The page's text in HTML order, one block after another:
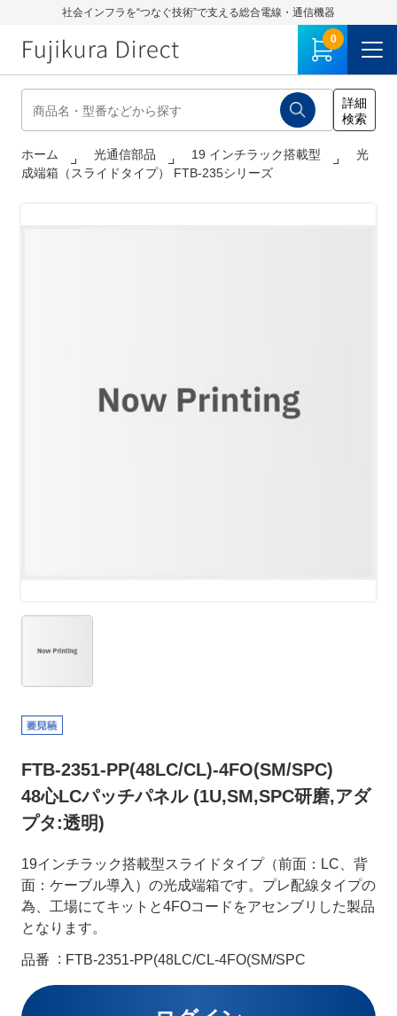
社会インフラを“つなぐ技術”で支える総合電線・通信機器
0
ホーム 光通信部品 19 インチラック搭載型
光
成端箱（スライドタイプ） FTB-235シリーズ
FTB-2351-PP(48LC/CL)-4FO(SM/SPC)
48心LCパッチパネル (1U,SM,SPC研磨,アダ
プタ:透明)
19インチラック搭載型スライドタイプ（前面：LC、背
面：ケーブル導入）の光成端箱です。プレ配線タイプの
為、工場にてキットと4FOコードをアセンブリした製品
となります。
品番 FTB-2351-PP(48LC/CL-4FO(SM/SPC